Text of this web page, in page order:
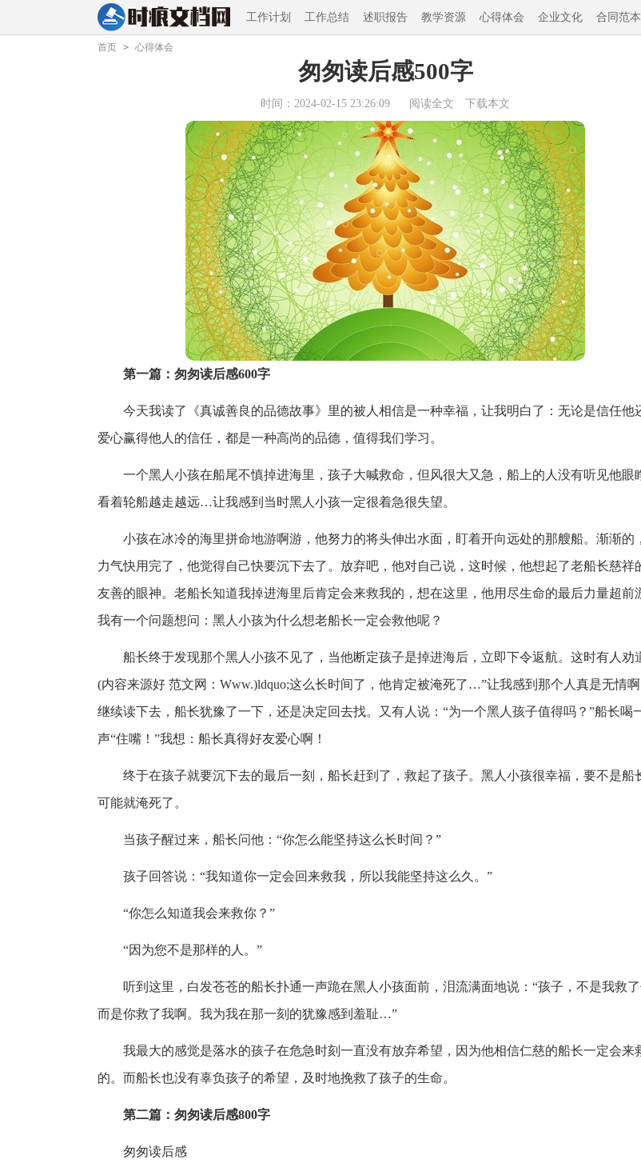
工作计划 工作总结 述职报告 教学资源 心得体会 企业文化 合同范本
首页 > 心得体会
匆匆读后感500字
时间：2024-02-15 23:26:09 阅读全文 下载本文
第一篇：匆匆读后感600字
今天我读了《真诚善良的品德故事》里的被人相信是一种幸福，让我明白了：无论是信任他
爱心赢得他人的信任，都是一种高尚的品德，值得我们学习。
一个黑人小孩在船尾不慎掉进海里，孩子大喊救命，但风很大又急，船上的人没有听见他眼
看着轮船越走越远…让我感到当时黑人小孩一定很着急很失望。
小孩在冰冷的海里拼命地游啊游，他努力的将头伸出水面，盯着开向远处的那艘船。渐渐的
力气快用完了，他觉得自己快要沉下去了。放弃吧，他对自己说，这时候，他想起了老船长慈祥
友善的眼神。老船长知道我掉进海里后肯定会来救我的，想在这里，他用尽生命的最后力量超
我有一个问题想问：黑人小孩为什么想老船长一定会救他呢？
船长终于发现那个黑人小孩不见了，当他断定孩子是掉进海后，立即下令返航。这时有人劝
(内容来源好 范文网：Www.)ldquo;这么长时间了，他肯定被淹死了…”让我感到那个人真是无情
继续读下去，船长犹豫了一下，还是决定回去找。又有人说：“为一个黑人孩子值得吗？”船长喝
声“住嘴！”我想：船长真得好友爱心啊！
终于在孩子就要沉下去的最后一刻，船长赶到了，救起了孩子。黑人小孩很幸福，要不是船
可能就淹死了。
当孩子醒过来，船长问他：“你怎么能坚持这么长时间？”
孩子回答说：“我知道你一定会回来救我，所以我能坚持这么久。”
“你怎么知道我会来救你？”
“因为您不是那样的人。”
听到这里，白发苍苍的船长扑通一声跪在黑人小孩面前，泪流满面地说：“孩子，不是我救了
而是你救了我啊。我为我在那一刻的犹豫感到羞耻…”
我最大的感觉是落水的孩子在危急时刻一直没有放弃希望，因为他相信仁慈的船长一定会来
的。而船长也没有辜负孩子的希望，及时地挽救了孩子的生命。
第二篇：匆匆读后感800字
匆匆读后感